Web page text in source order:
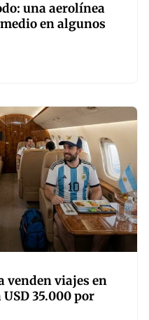
una aerolínea
en algunos
venden viajes en
35.000 por